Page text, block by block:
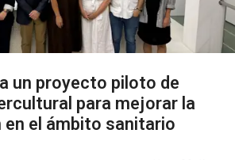
un proyecto piloto de
para mejorar la
el ámbito sanitario